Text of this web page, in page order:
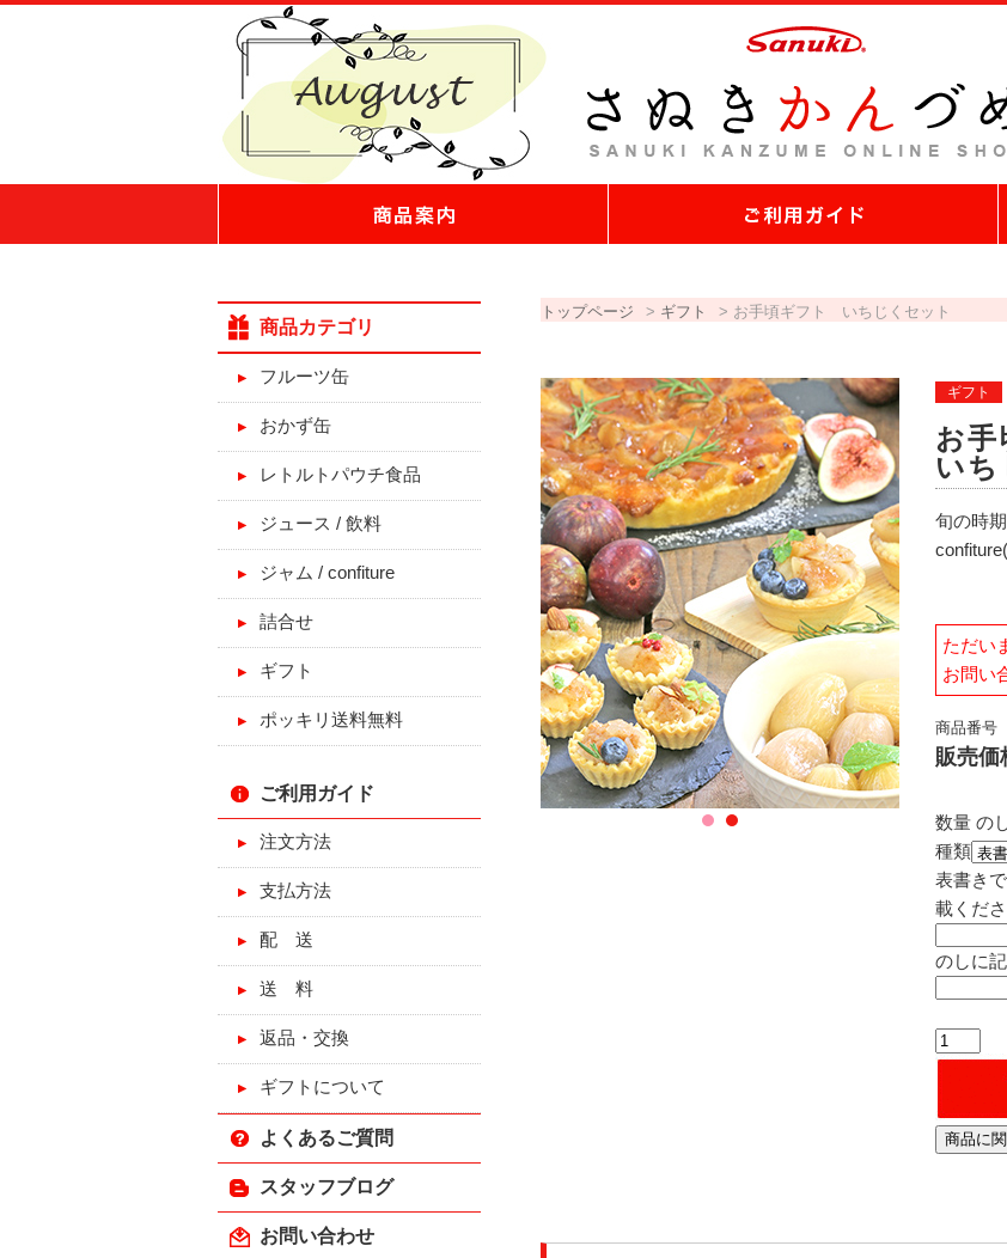
商品カテゴリ
フルーツ缶
おかず缶
レトルトパウチ食品
ジュース / 飲料
ジャム / confiture
詰合せ
ギフト
ポッキリ送料無料
ご利用ガイド
注文方法
支払方法
配 送
送 料
返品・交換
ギフトについて
よくあるご質問
スタッフブログ
お問い合わせ
トップページ > ギフト > お手頃ギフト いちじくセット
ギフト
お
いち
旬の時
ただい
お問い
商品番
販売価
数量 の
種類
表書き
載くださ
のしに